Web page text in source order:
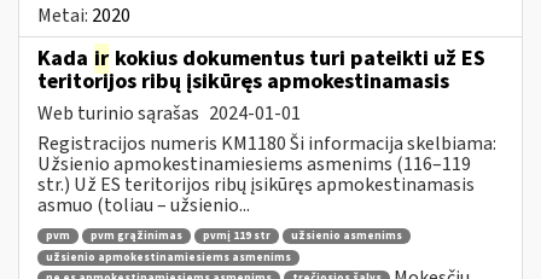
Metai: 2020
Kada ir kokius dokumentus turi pateikti už ES
teritorijos ribų įsikūręs apmokestinamasis
Web turinio sąrašas 2024-01-01
Registracijos numeris KM1180 Ši informacija skelbiama:
Užsienio apmokestinamiesiems asmenims (116–119
str.) Už ES teritorijos ribų įsikūręs apmokestinamasis
asmuo (toliau – užsienio...
pvm pvm grąžinimas pvmį 119 str
užsienio asmenims
užsienio apmokestinamiesiems asmenims